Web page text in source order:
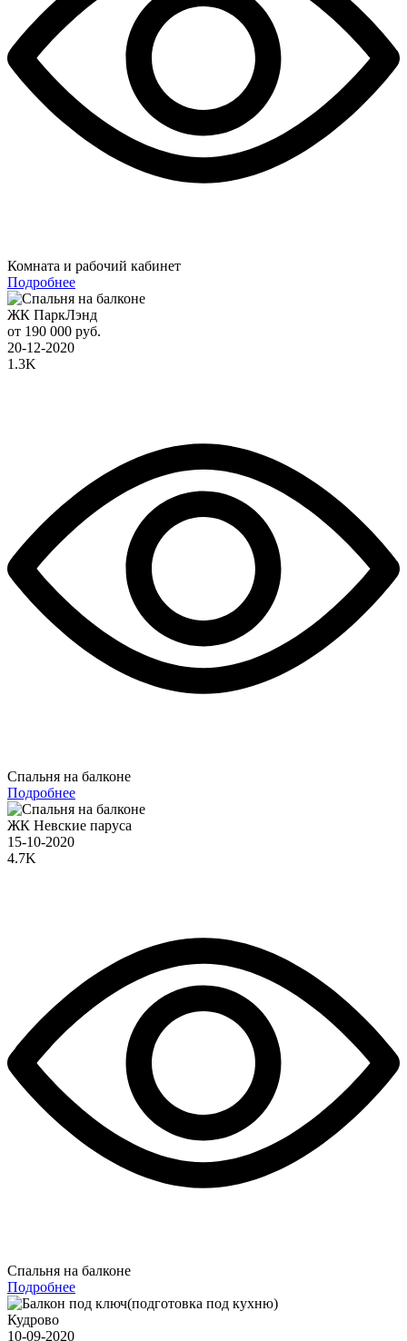
Комната и рабочий кабинет
Подробнее
ЖК ПаркЛэнд
от 190 000 руб.
20-12-2020
1.3K
Спальня на балконе
Подробнее
ЖК Невские паруса
15-10-2020
4.7K
Спальня на балконе
Подробнее
Кудрово
10-09-2020